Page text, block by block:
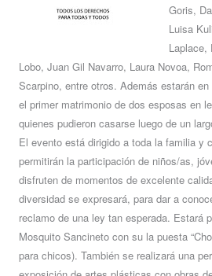
Goris,
Luisa
Laplace,
Lobo, Juan Gil Navarro, Laura Novoa,
Scarpino, entre otros. Además estarán
el primer matrimonio de dos esposas en
quienes pudieron casarse luego de un
El evento está dirigido a toda la familia y
permitirán la participación de niños/as,
disfruten de momentos de excelente
diversidad se expresará, para dar a
reclamo de una ley tan esperada. Estará
Mosquito Sancineto con su la puesta
para chicos). También se realizará una